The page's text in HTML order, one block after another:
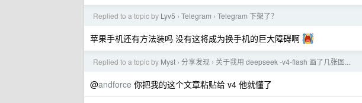
Replied to a topic by Lyv5 › Telegram › Telegram 下架了？
苹果手机还有方法装吗 没有这将成为换手机的巨大障碍啊
Replied to a topic by Myst › 分享发现 › 关于我用 deepseek -v4-flash 画了几张图...
@andforce 你把我的这个文章粘贴给 v4 他就懂了